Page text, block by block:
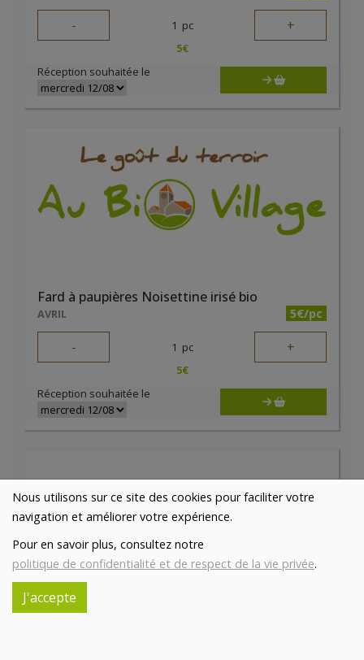
Nous utilisons sur ce site des cookies pour faciliter votre
navigation et améliorer votre expérience.
Pour en savoir plus, consultez notre
politique de confidentialité et de respect de la vie privée.
J'accepte
- 1 pc +
5€
Réception souhaitée le
Fard à paupières Noisettine irisé bio
AVRIL 5€/pc
- 1 pc +
5€
Réception souhaitée le
Fard à paupières Or antique irisé bio